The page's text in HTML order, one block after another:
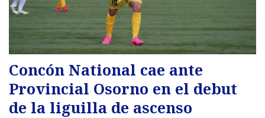
Concón National cae ante
Provincial Osorno en el debut
de la liguilla de ascenso